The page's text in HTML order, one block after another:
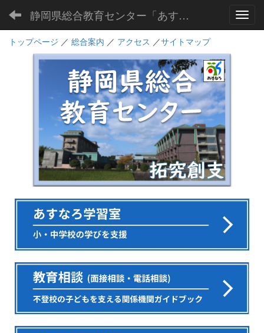
静岡県総合教育センター「あすなろ」
トップページ ／ 総合案内 ／ アクセス ／サイトマップ